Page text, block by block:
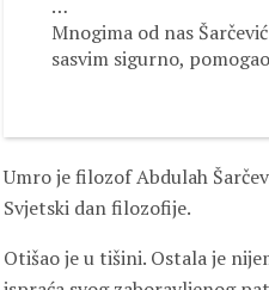
…
Mnogima od nas
sasvim sigurno,
Umro je filozof Abdulah
Svjetski dan filozofije.
Otišao je u tišini. Ostala je